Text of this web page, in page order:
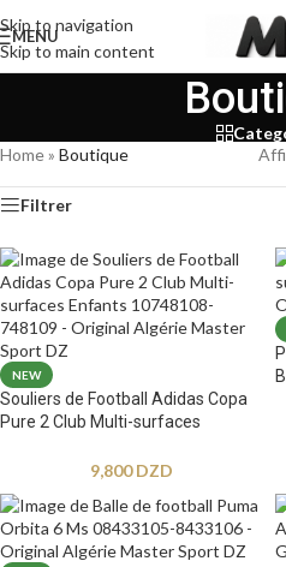
Skip to navigation
Skip to main content
MENU
Home» Boutique
Filtrer
NEW
Souliers de Football Adidas Copa
Pure 2 Club Multi-surfaces
9,800DZD